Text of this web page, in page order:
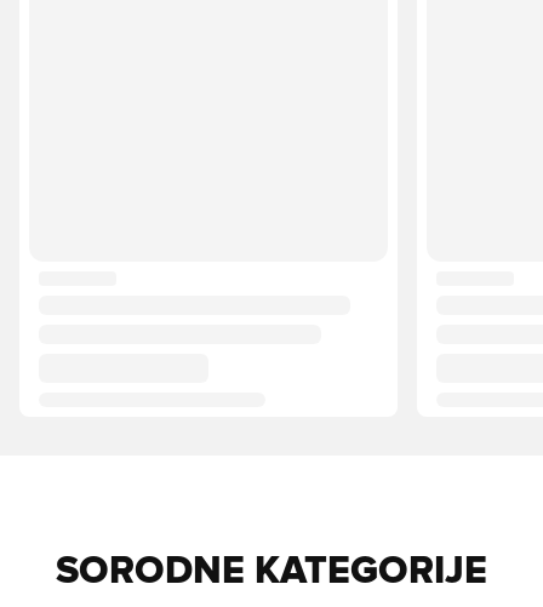
SORODNE KATEGORIJE